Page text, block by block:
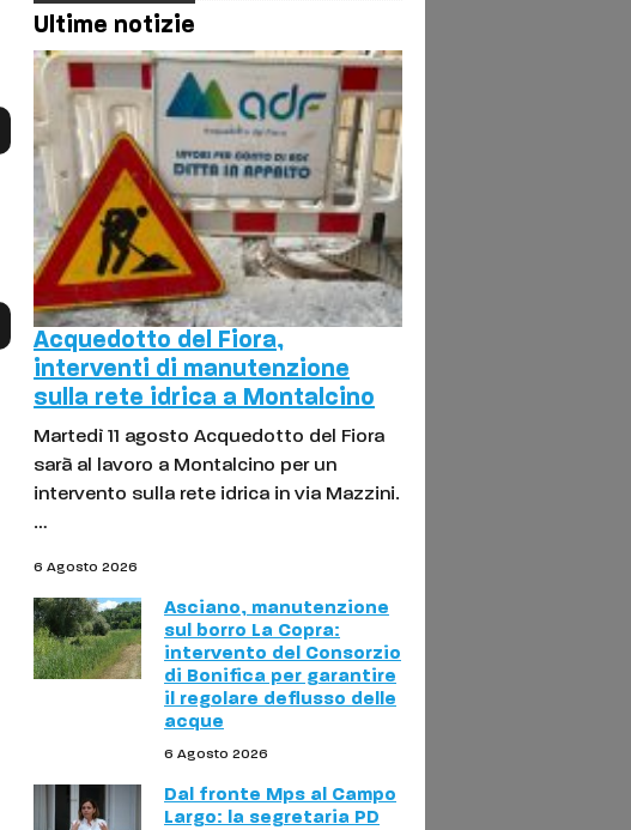
Ultime notizie
Acquedotto del Fiora,
interventi di manutenzione
sulla rete idrica a Montalcino
Martedì 11 agosto Acquedotto del Fiora
sarà al lavoro a Montalcino per un
intervento sulla rete idrica in via Mazzini.
…
6 Agosto 2026
Asciano, manutenzione
sul borro La Copra:
intervento del Consorzio
di Bonifica per garantire
il regolare deflusso delle
acque
6 Agosto 2026
Dal fronte Mps al Campo
Largo: la segretaria PD